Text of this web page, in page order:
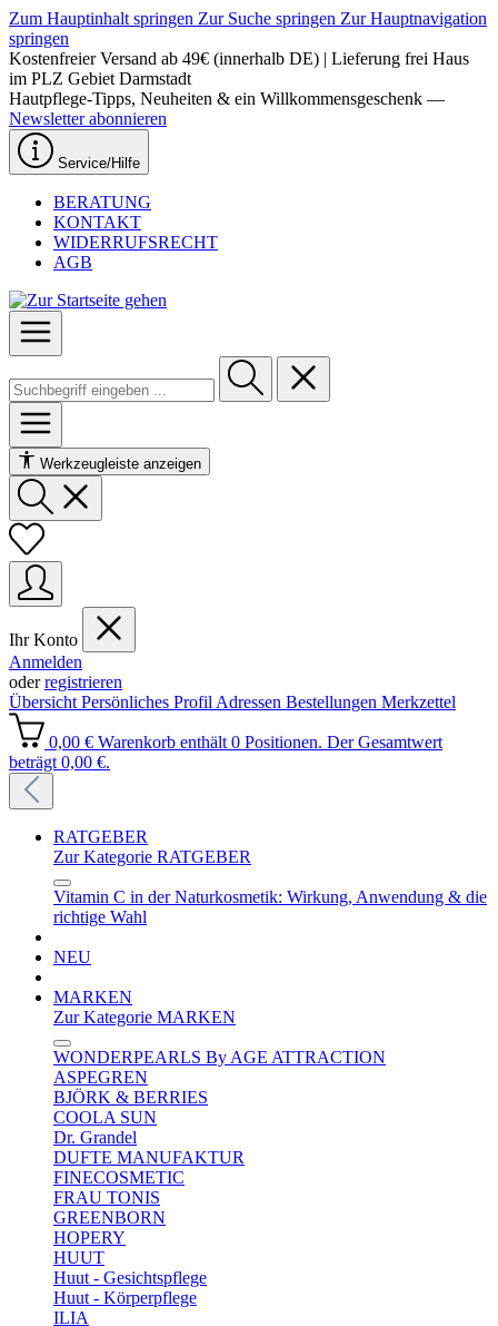
Zum Hauptinhalt springen Zur Suche springen Zur Hauptnavigation
springen
Kostenfreier Versand ab 49€ (innerhalb DE) | Lieferung frei Haus
im PLZ Gebiet Darmstadt
Hautpflege-Tipps, Neuheiten & ein Willkommensgeschenk —
Newsletter abonnieren
Service/Hilfe
BERATUNG
KONTAKT
WIDERRUFSRECHT
AGB
Werkzeugleiste anzeigen
Ihr Konto
Anmelden
oderregistrieren
Übersicht Persönliches Profil Adressen Bestellungen Merkzettel
0,00 € Warenkorb enthält 0 Positionen. Der Gesamtwert
beträgt 0,00 €.
RATGEBER
Zur Kategorie RATGEBER
Vitamin C in der Naturkosmetik: Wirkung, Anwendung & die
richtige Wahl
NEU
MARKEN
Zur Kategorie MARKEN
WONDERPEARLS By AGE ATTRACTION
ASPEGREN
BJÖRK & BERRIES
COOLA SUN
Dr. Grandel
DUFTE MANUFAKTUR
FINECOSMETIC
FRAU TONIS
GREENBORN
HOPERY
HUUT
Huut - Gesichtspflege
Huut - Körperpflege
ILIA